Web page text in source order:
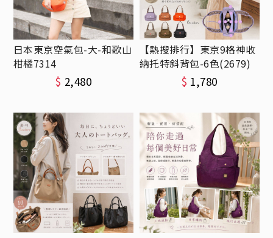
日本東京空氣包-大-和歌山
柑橘7314
$ 2,480
【熱搜排行】東京9格神收
納托特斜背包-6色(2679)
$ 1,780